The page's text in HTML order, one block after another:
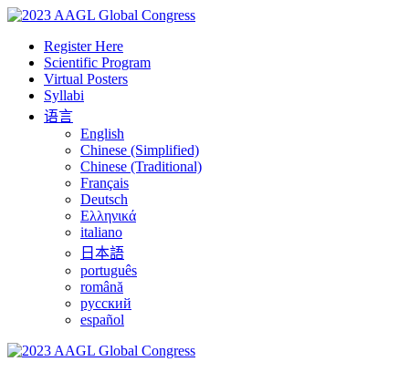
Register Here
Scientific Program
Virtual Posters
Syllabi
语言
English
Chinese (Simplified)
Chinese (Traditional)
Français
Deutsch
Ελληνικά
italiano
日本語
português
română
русский
español